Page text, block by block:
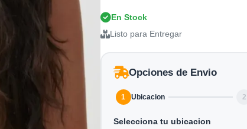
En Stock
Listo para Entregar
Opciones de Envio
1 Ubicacion 2
Selecciona tu ubicacion